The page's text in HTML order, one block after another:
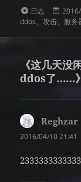
格
式
日志
发
布
ddos、攻击、 服务
《这几天没
ddos了……
Reghzar
2016/04/10 21:41